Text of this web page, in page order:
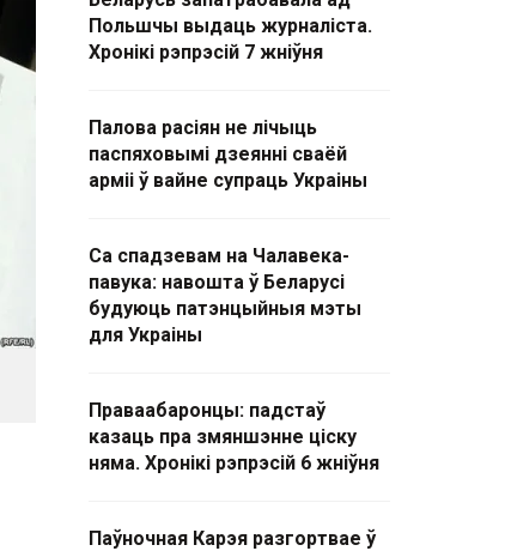
Польшчы выдаць журналіста.
Хронікі рэпрэсій 7 жніўня
Палова расіян не лічыць
паспяховымі дзеянні сваёй
арміі ў вайне супраць Украіны
Са спадзевам на Чалавека-
павука: навошта ў Беларусі
будуюць патэнцыйныя мэты
для Украіны
Праваабаронцы: падстаў
казаць пра змяншэнне ціску
няма. Хронікі рэпрэсій 6 жніўня
Паўночная Карэя разгортвае ў